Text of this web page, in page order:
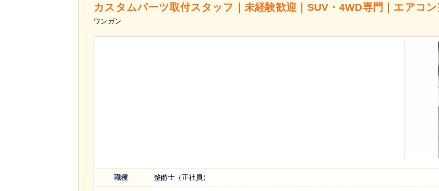
カスタムパーツ取付スタッフ｜未経験歓迎｜SUV・4WD専門｜エアコ
ワンガン
職種 整備士（正社員）